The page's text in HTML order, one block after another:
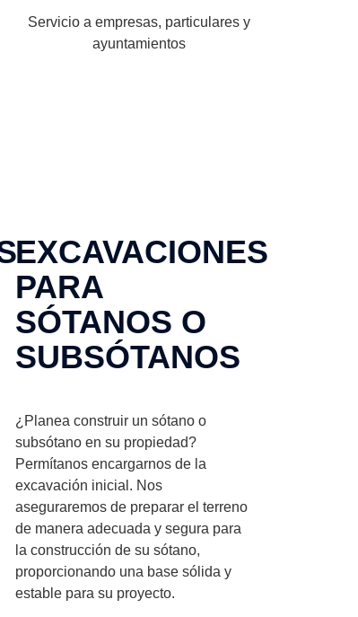
Servicio a empresas, particulares y
ayuntamientos
EXCAVACIONES
PARA
SÓTANOS O
SUBSÓTANOS
¿Planea construir un sótano o
subsótano en su propiedad?
Permítanos encargarnos de la
excavación inicial. Nos
aseguraremos de preparar el terreno
de manera adecuada y segura para
la construcción de su sótano,
proporcionando una base sólida y
estable para su proyecto.